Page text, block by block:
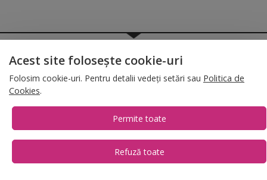
• Termene și condiții•Gestionează preferințe cookies
T:+4 0754.069.667
Acest site folosește cookie-uri
Folosim cookie-uri. Pentru detalii vedeți setări sau Politica de
Cookies.
Permite toate
Refuză toate